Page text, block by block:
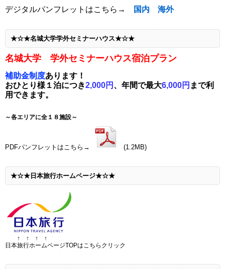
デジタルパンフレットはこちら→
国内 海外
★☆★名城大学学外セミナーハウス★☆★
名城大学 学外セミナーハウス宿泊プラン
補助金制度あります！
おひとり様１泊につき2,000円 、年間で最大6,000円 まで利
用できます。
～各エリアに全１８施設～
PDFパンフレットはこちら→ (1.2MB)
★☆★日本旅行ホームページ★☆★
↑ ↑ ↑ ↑
日本旅行ホームページTOPはこちらクリック